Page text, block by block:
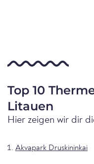
Top 10
Litauen
Hier zeigen wir dir
Akvapark Druskininkai